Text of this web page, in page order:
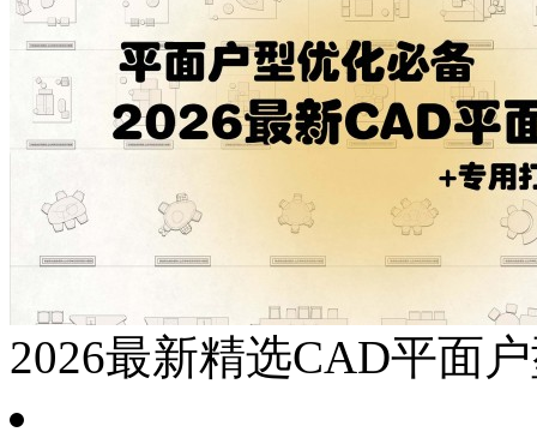
2026最新精选CAD平面